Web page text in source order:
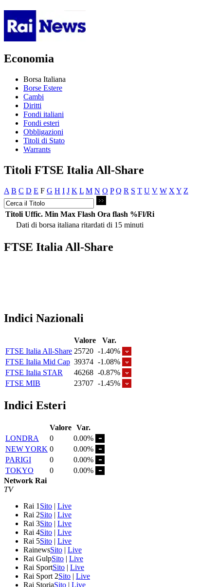
Economia
Borsa Italiana
Borse Estere
Cambi
Diritti
Fondi italiani
Fondi esteri
Obbligazioni
Titoli di Stato
Warrants
Titoli FTSE Italia All-Share
A B C D E F G H I J K L M N O P Q R S T U V W X Y Z
Titoli Uffic. Min Max Flash Ora flash %Fl/Ri
Dati di borsa italiana ritardati di 15 minuti
FTSE Italia All-Share
Indici Nazionali
Valore
Var.
FTSE Italia All-Share 25720 -1.40%
FTSE Italia Mid Cap 39374 -1.08%
FTSE Italia STAR
46268 -0.87%
FTSE MIB
23707 -1.45%
Indici Esteri
Valore Var.
LONDRA
0
0.00%
NEW YORK 0
0.00%
PARIGI
0
0.00%
TOKYO
0
0.00%
Network Rai
TV
Rai 1 Sito | Live
Rai 2Sito | Live
Rai 3Sito | Live
Rai 4Sito | Live
Rai 5Sito | Live
RainewsSito | Live
Rai GulpSito | Live
Rai SportSito | Live
Rai Sport 2Sito | Live
Rai StoriaSito | Live